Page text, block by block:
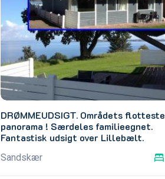
DRØMMEUDSIGT. Områdets flotteste
panorama ! Særdeles familieegnet.
Fantastisk udsigt over Lillebælt.
Sandskær